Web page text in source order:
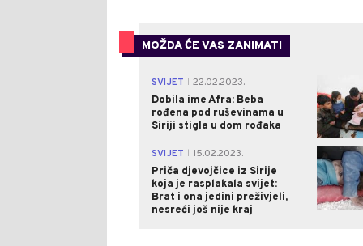
MOŽDA ĆE VAS ZANIMATI
SVIJET
22.02.2023.
Dobila ime Afra: Beba
rođena pod ruševinama u
Siriji stigla u dom rođaka
SVIJET
15.02.2023.
Priča djevojčice iz Sirije
koja je rasplakala svijet:
Brat i ona jedini preživjeli,
nesreći još nije kraj